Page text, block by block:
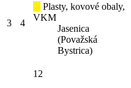
3 4
Plasty, kovové obaly,
VKM
Jasenica
(Považská
Bystrica)
12